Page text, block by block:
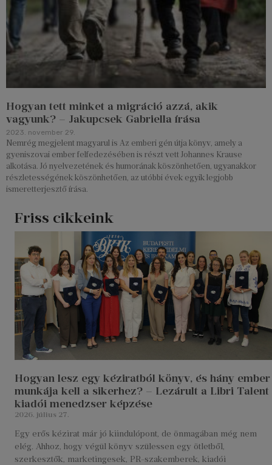
Hogyan tett minket a migráció azzá, akik
vagyunk? – Jakupcsek Gabriella írása
2023. november 29.
Nemrég megjelent magyarul is Az emberi gén útja könyv, amely a
gyeniszovai ember felfedezésében is részt vett Johannes Krause
alkotása. Jó nyelvezetének és humorának köszönhetően, ugyanakkor
részletességének köszönhetően, az utóbbi évek egyik legjobb
ismeretterjesztő írása.
Friss cikkeink
Hogyan lesz egy kéziratból könyv, és hány ember
munkája kell a sikerhez? – Lezárult a Libri Talent
kiadói menedzser képzése
2026. július 27.
Egy erős kézirat már jó kiindulópont, de önmagában még nem
elég. Ahhoz, hogy végül könyv szülessen egy ötletből,
szerkesztők, marketingesek, PR-szakemberek, kiadói